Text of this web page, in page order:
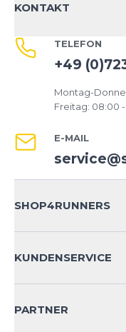
KONTAKT
TELEFON
+49
Montag-
Freitag: 08:00 -
E-MAIL
SHOP4RUNNERS
KUNDENSERVICE
PARTNER